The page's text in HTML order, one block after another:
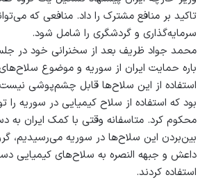
تاکید بر منافع مشترک را داد. منافعی که
سرمایه‌گذاری و گردشگری را شامل شود.
محمد جواد ظریف بعد از سخنرانی خود در
باره حمایت ایران از سوریه و موضوع
استفاده از این سلاح‌ها قابل چشم‌پوشی
بود که استفاده از سلاح کیمیایی در سوریه
محکوم کرد. متاسفانه وقتی با کمک ایران به
بین‌بردن این سلاح‌ها در سوریه می‌رسیدیم،
داعش و جبهه النصره به سلاح‌های کیمیایی
استفاده کردند.